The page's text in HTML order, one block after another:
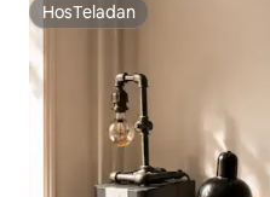
HosTeladan
HosTeladan